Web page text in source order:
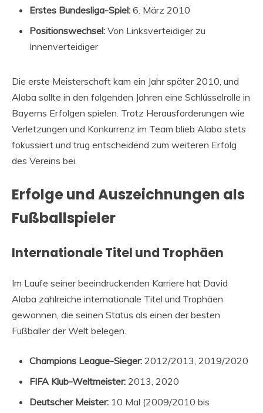
Erstes Bundesliga-Spiel: 6. März 2010
Positionswechsel: Von Linksverteidiger zu
Innenverteidiger
Die erste Meisterschaft kam ein Jahr später 2010, und
Alaba sollte in den folgenden Jahren eine Schlüsselrolle in
Bayerns Erfolgen spielen. Trotz Herausforderungen wie
Verletzungen und Konkurrenz im Team blieb Alaba stets
fokussiert und trug entscheidend zum weiteren Erfolg
des Vereins bei.
Erfolge und Auszeichnungen als
Fußballspieler
Internationale Titel und Trophäen
Im Laufe seiner beeindruckenden Karriere hat David
Alaba zahlreiche internationale Titel und Trophäen
gewonnen, die seinen Status als einen der besten
Fußballer der Welt belegen.
Champions League-Sieger: 2012/2013, 2019/2020
FIFA Klub-Weltmeister: 2013, 2020
Deutscher Meister: 10 Mal (2009/2010 bis